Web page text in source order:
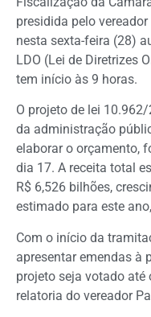
presidida pelo
nesta sexta-feira (28)
LDO (Lei de Diretrizes
tem início às 9 horas.
O projeto de lei
da administração
elaborar o orçamento,
dia 17. A receita total
R$ 6,526 bilhões,
estimado para este
Com o início da
apresentar emendas à
projeto seja votado até
relatoria do vereador